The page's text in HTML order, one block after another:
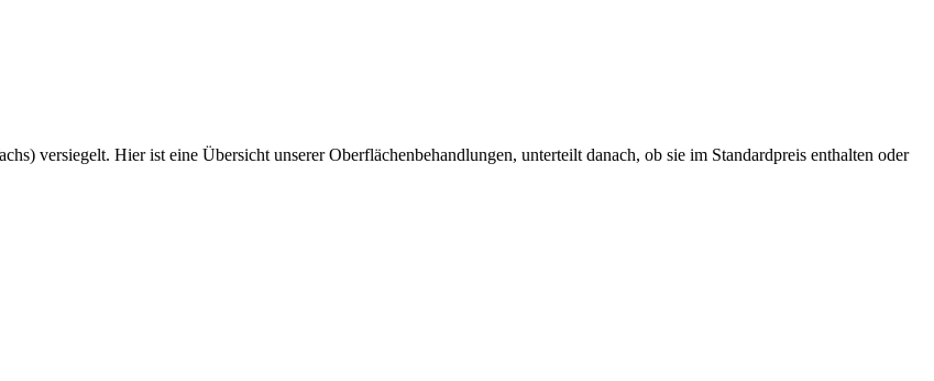
versiegelt. Hier ist eine Übersicht unserer Oberflächenbehandlungen, unterteilt danach, ob sie im Standardpreis enthalten oder